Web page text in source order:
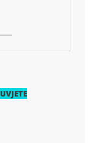
UVJETE